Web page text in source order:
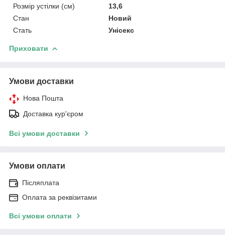
Розмір устілки (см)
13,6
Стан
Новий
Стать
Унісекс
Приховати
Умови доставки
Нова Пошта
Доставка кур'єром
Всі умови доставки
Умови оплати
Післяплата
Оплата за реквізитами
Всі умови оплати